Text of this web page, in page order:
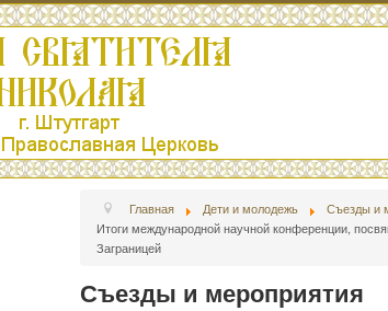
Главная Дети и молодежь
Съезды и
Итоги международной научной конференции,
Заграницей
Съезды и мероприятия